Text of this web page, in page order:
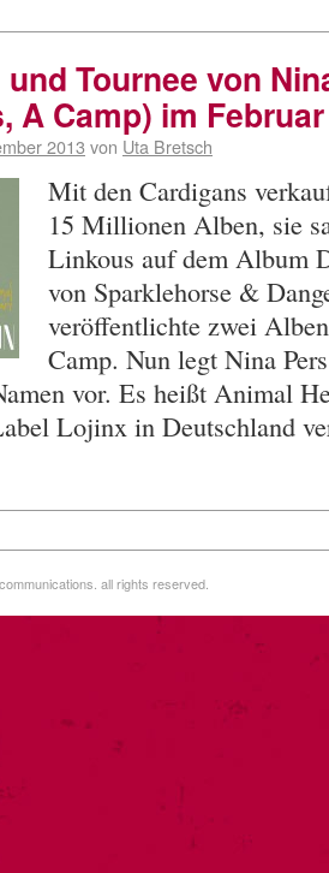
Tournee von
A Camp) im
2013 von Uta Bretsch
Mit den Cardigans
15 Millionen Alben, sie
Linkous auf dem Album
von Sparklehorse &
veröffentlichte zwei
Camp. Nun legt Nina
vor. Es heißt Animal
Lojinx in Deutschland
all rights reserved.